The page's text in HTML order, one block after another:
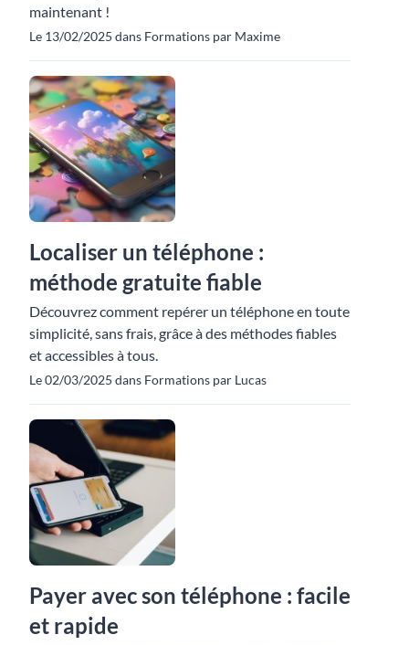
maintenant !
Le 13/02/2025 dans Formations par Maxime
Localiser un téléphone :
méthode gratuite fiable
Découvrez comment repérer un téléphone en toute
simplicité, sans frais, grâce à des méthodes fiables
et accessibles à tous.
Le 02/03/2025 dans Formations par Lucas
Payer avec son téléphone : facile
et rapide